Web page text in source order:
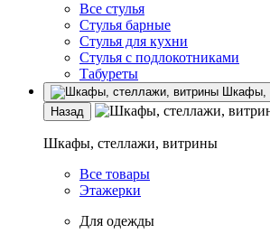
Все стулья
Стулья барные
Стулья для кухни
Стулья с подлокотниками
Табуреты
Шкафы,
Назад
Шкафы, стеллажи, витрины
Все товары
Этажерки
Для одежды